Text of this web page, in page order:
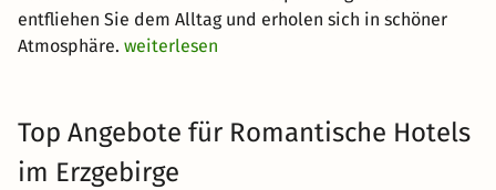
entfliehen Sie dem Alltag und erholen sich in schöner
Atmosphäre. weiterlesen
Top Angebote für Romantische Hotels
im Erzgebirge